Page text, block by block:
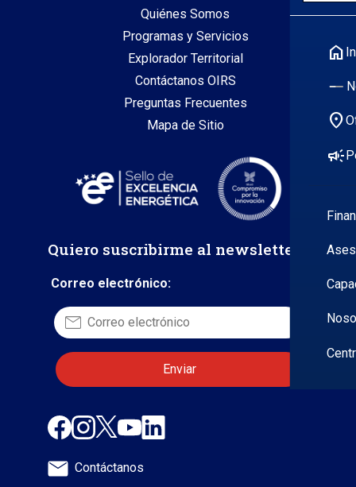
home
location_on
campaign
Quiénes Somos
Programas y Servicios
Explorador Territorial
Contáctanos OIRS
Preguntas Frecuentes
Mapa de Sitio
Quiero suscribirme al newsletter
Correo electrónico:
Contáctanos